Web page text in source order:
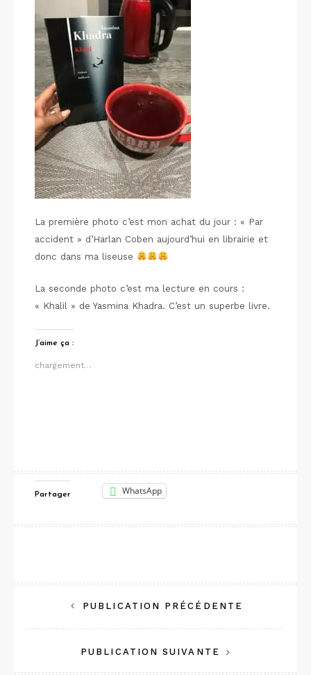
La première photo c’est mon achat du jour : « Par
accident » d’Harlan Coben aujourd’hui en librairie et
donc dans ma liseuse
La seconde photo c’est ma lecture en cours :
« Khalil » de Yasmina Khadra. C’est un superbe livre.
J’aime ça :
chargement…
Partager WhatsApp
Navigation
de
l’article
PUBLICATION PRÉCÉDENTE
PUBLICATION SUIVANTE